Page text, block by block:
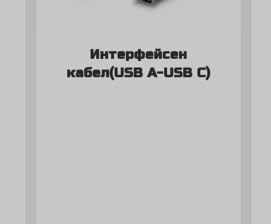
Интерфейсен
кабел(USB A-USB C)